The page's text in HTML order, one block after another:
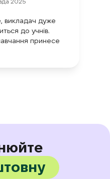
викладач дуже
до учнів.
принесе